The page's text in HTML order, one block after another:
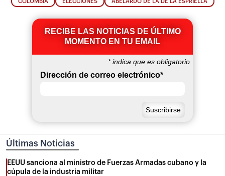
COLOMBIA ELECCIONES ABELARDO DE LA DE LA ESPRIELLA
RECIBE LAS NOTICIAS DE ÚLTIMO
MOMENTO EN TU EMAIL
*indica que es obligatorio
Dirección de correo electrónico*
Últimas Noticias
EEUU sanciona al ministro de Fuerzas Armadas cubano y la
cúpula de la industria militar